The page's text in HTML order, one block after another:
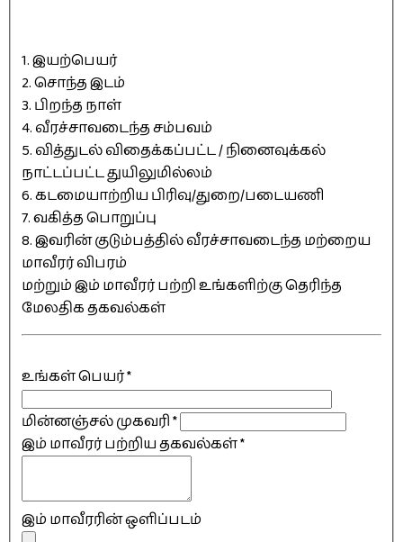
1. இயற்பெயர்
2. சொந்த இடம்
3. பிறந்த நாள்
4. வீரச்சாவடைந்த சம்பவம்
5. வித்துடல் விதைக்கப்பட்ட / நினைவுக்கல்
நாட்டப்பட்ட துயிலுமில்லம்
6. கடமையாற்றிய பிரிவு/துறை/படையணி
7. வகித்த பொறுப்பு
8. இவரின் குடும்பத்தில் வீரச்சாவடைந்த மற்றைய
மாவீரர் விபரம்
மற்றும் இம் மாவீரர் பற்றி உங்களிற்கு தெரிந்த
மேலதிக தகவல்கள்
உங்கள் பெயர்*
மின்னஞ்சல் முகவரி*
இம் மாவீரர் பற்றிய தகவல்கள்*
இம் மாவீரரின் ஒளிப்படம்